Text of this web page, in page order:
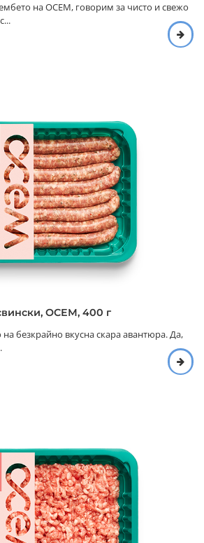
на ОСЕМ, говорим за чисто и свежо
ОСЕМ, 400 г
безкрайно вкусна скара авантюра. Да,